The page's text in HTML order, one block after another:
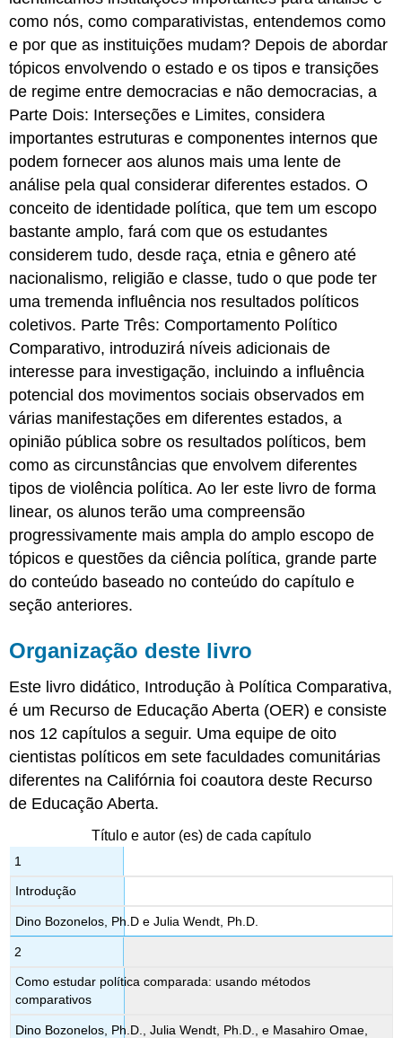
como nós, como comparativistas, entendemos como
e por que as instituições mudam? Depois de abordar
tópicos envolvendo o estado e os tipos e transições
de regime entre democracias e não democracias, a
Parte Dois: Interseções e Limites, considera
importantes estruturas e componentes internos que
podem fornecer aos alunos mais uma lente de
análise pela qual considerar diferentes estados. O
conceito de identidade política, que tem um escopo
bastante amplo, fará com que os estudantes
considerem tudo, desde raça, etnia e gênero até
nacionalismo, religião e classe, tudo o que pode ter
uma tremenda influência nos resultados políticos
coletivos. Parte Três: Comportamento Político
Comparativo, introduzirá níveis adicionais de
interesse para investigação, incluindo a influência
potencial dos movimentos sociais observados em
várias manifestações em diferentes estados, a
opinião pública sobre os resultados políticos, bem
como as circunstâncias que envolvem diferentes
tipos de violência política. Ao ler este livro de forma
linear, os alunos terão uma compreensão
progressivamente mais ampla do amplo escopo de
tópicos e questões da ciência política, grande parte
do conteúdo baseado no conteúdo do capítulo e
seção anteriores.
Organização deste livro
Este livro didático, Introdução à Política Comparativa,
é um Recurso de Educação Aberta (OER) e consiste
nos 12 capítulos a seguir. Uma equipe de oito
cientistas políticos em sete faculdades comunitárias
diferentes na Califórnia foi coautora deste Recurso
de Educação Aberta.
Título e autor (es) de cada capítulo
1
Introdução
Dino Bozonelos, Ph.D e Julia Wendt, Ph.D.
2
Como estudar política comparada: usando métodos
comparativos
Dino Bozonelos, Ph.D., Julia Wendt, Ph.D., e Masahiro Omae,